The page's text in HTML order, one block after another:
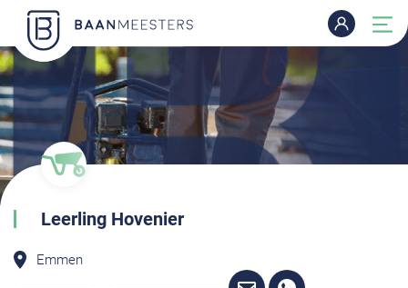
Leerling Hovenier
Emmen